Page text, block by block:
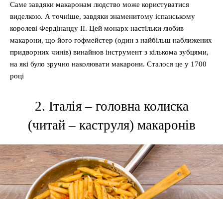
Саме завдяки макаронам людство може користуватися
виделкою. А точніше, завдяки знаменитому іспанському
королеві Фердінанду ІІ. Цей монарх настільки любив
макарони, що його гофмейстер (один з найбільш наближених
придворних чинів) винайнов інструмент з кількома зубцями,
на які було зручно наколювати макарони. Сталося це у 1700
році
2. Італія – головна колиска
(читай – каструля) макаронів